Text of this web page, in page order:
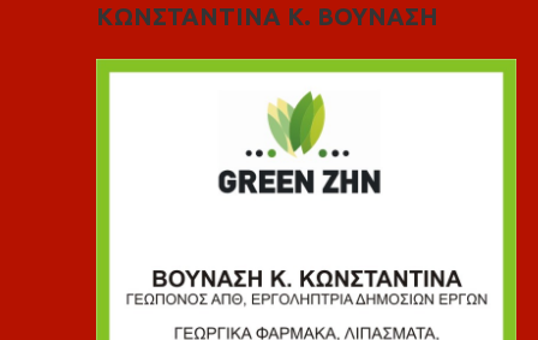
ΚΩΝΣΤΑΝΤΙΝΑ Κ. ΒΟΥΝΑΣΗ